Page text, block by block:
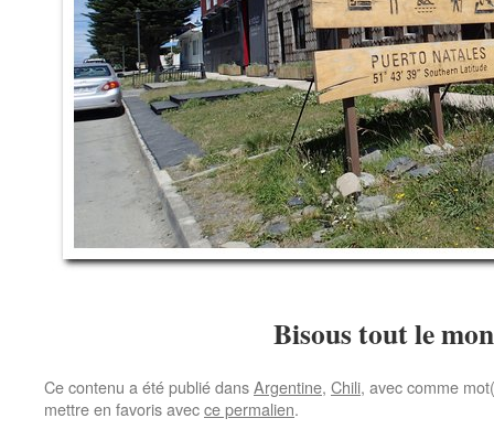
Bisous tout le
Ce contenu a été publié dansArgentine, Chili, avec comme
mettre en favoris avecce permalien.